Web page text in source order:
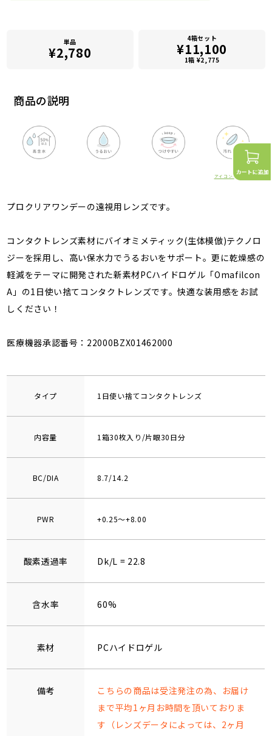
商品の説明
アイコンの詳細はこちら
プロクリアワンデーの遠視用レンズです。
コンタクトレンズ素材にバイオミメティック(生体模倣)テクノロ
ジーを採用し、高い保水力でうるおいをサポート。更に乾燥感の
軽減をテーマに開発された新素材PCハイドロゲル「Omafilcon
A」の1日使い捨てコンタクトレンズです。快適な装用感をお試
しください！
医療機器承認番号：22000BZX01462000
タイプ 1日使い捨てコンタクトレンズ
内容量 1箱30枚入り/片眼30日分
BC/DIA 8.7/14.2
PWR +0.25～+8.00
酸素透過率 Dk/L = 22.8
含水率 60%
素材 PCハイドロゲル
備考
こちらの商品は受注発注の為、お届け
まで平均1ヶ月お時間を頂いておりま
す（レンズデータによっては、2ヶ月
単品
¥2,780
4箱セット
¥11,100
1箱 ¥2,775